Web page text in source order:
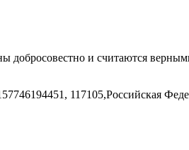
и считаются
117105,Российская